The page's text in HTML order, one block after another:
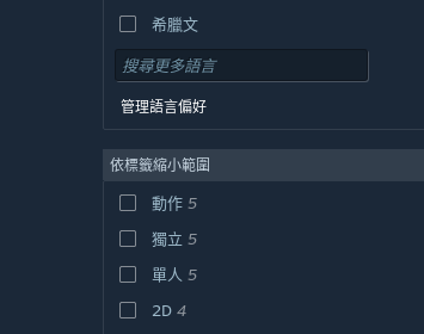
希臘文
管理語言偏好
依標籤縮小範圍
動作 5
獨立 5
單人 5
2D 4